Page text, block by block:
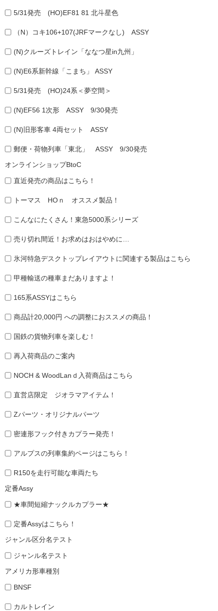
5/31発売 (HO)EF81 81 北斗星色
（N）コキ106+107(JRFマークなし) ASSY
(N)クルーズトレイン「ななつ星in九州」
(N)E6系新幹線「こまち」 ASSY
5/31発売 (HO)24系＜夢空間＞
(N)EF56 1次形 ASSY 9/30発売
(N)旧形客車 4両セット ASSY
郵便・荷物列車「東北」 ASSY 9/30発売
オンラインショップBtoC
直近発売の商品はこちら！
トーマス HOｎ オススメ製品！
こんなにたくさん！東急5000系シリーズ
売り切れ間近！お求めはおはやめに…
氷河特急デスクトップレイアウトに関連する製品はこちら
甲種輸送の種車まだありますよ！
165系ASSYはこちら
商品計20,000円 への調整におススメの商品！
国鉄の貨物列車を楽しむ！
再入荷商品のご案内
NOCH & WoodLanｄ入荷商品はこちら
直営店限定 ジオラマアイテム！
Zパーツ・オリジナルパーツ
密連形フック付きカプラー発売！
アルプスの列車集約ページはこちら！
R150を走行可能な車両たち
定番Assy
★車間短縮ナックルカプラー★
定番Assyはこちら！
ジャンル区分名テスト
ジャンル名テスト
アメリカ形車種別
BNSF
カルトレイン